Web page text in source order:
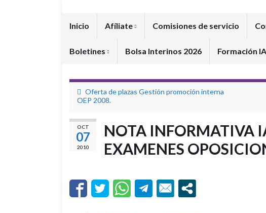
Inicio Afíliate Comisiones de servicio
Boletines Bolsa Interinos 2026 Formación
Oferta de plazas Gestión promoción interna
OEP 2008.
OCT
07
2010
NOTA INFORMATIVA
EXAMENES